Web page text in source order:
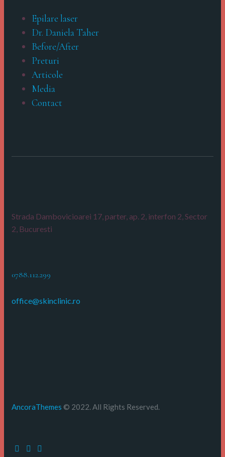
Epilare laser
Dr. Daniela Taher
Before/After
Preturi
Articole
Media
Contact
Strada Dambovicioarei 17, parter, ap. 2, interfon 2, Sector
2, Bucuresti
0788.112.299
office@skinclinic.ro
AncoraThemes © 2022. All Rights Reserved.